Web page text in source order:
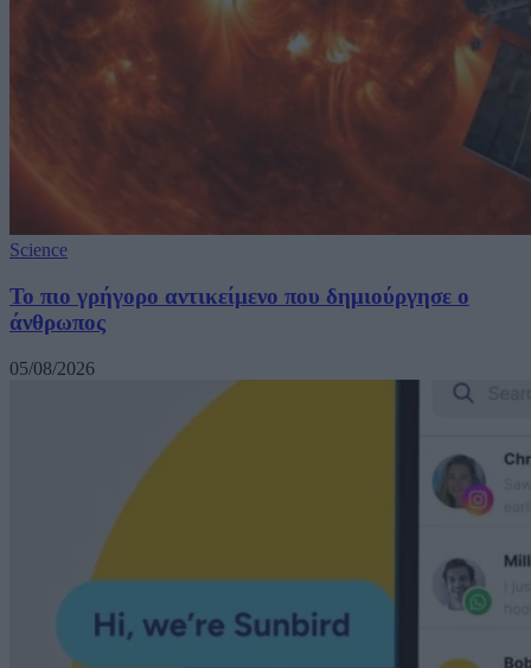
Science
Το πιο γρήγορο αντικείμενο που δημιούργησε ο
άνθρωπος
05/08/2026